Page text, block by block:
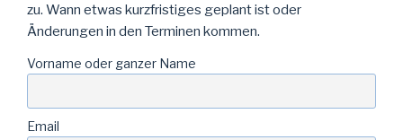
zu. Wann etwas kurzfristiges geplant ist oder
Änderungen in den Terminen kommen.
Vorname oder ganzer Name
Email